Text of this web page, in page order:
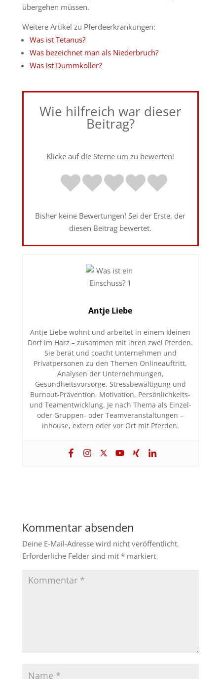
übergehen müssen.
Weitere Artikel zu Pferdeerkrankungen:
Was ist Tetanus?
Was bezeichnet man als Niederbruch?
Was ist Dummkoller?
Wie hilfreich war dieser
Beitrag?
Klicke auf die Sterne um zu bewerten!
Bisher keine Bewertungen! Sei der Erste, der
diesen Beitrag bewertet.
Antje Liebe
Antje Liebe wohnt und arbeitet in einem kleinen
Dorf im Harz – zusammen mit ihren zwei Pferden.
Sie berät und coacht Unternehmen und
Privatpersonen zu den Themen Onlineauftritt,
Analysen der Unternehmungen,
Gesundheitsvorsorge, Stressbewältigung und
Burnout-Prävention, Motivation, Persönlichkeits-
und Teamentwicklung. Je nach Thema als Einzel-
oder Gruppen- oder Teamveranstaltungen –
inhouse, extern oder vor Ort mit Pferden.
Kommentar absenden
Deine E-Mail-Adresse wird nicht veröffentlicht.
Erforderliche Felder sind mit *markiert